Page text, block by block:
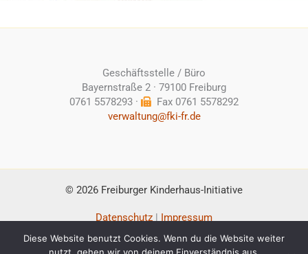
Geschäftsstelle / Büro
Bayernstraße 2 · 79100 Freiburg
0761 5578293 ·
Fax 0761 5578292
verwaltung@fki-fr.de
© 2026 Freiburger Kinderhaus-Initiative
Datenschutz | Impressum
LogIn Verein|Fachkräfte
Diese Website benutzt Cookies. Wenn du die Website weiter